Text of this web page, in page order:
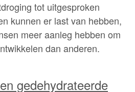
tot uitgesproken
kunnen er last van hebben,
meer aanleg hebben om
dan anderen.
gedehydrateerde